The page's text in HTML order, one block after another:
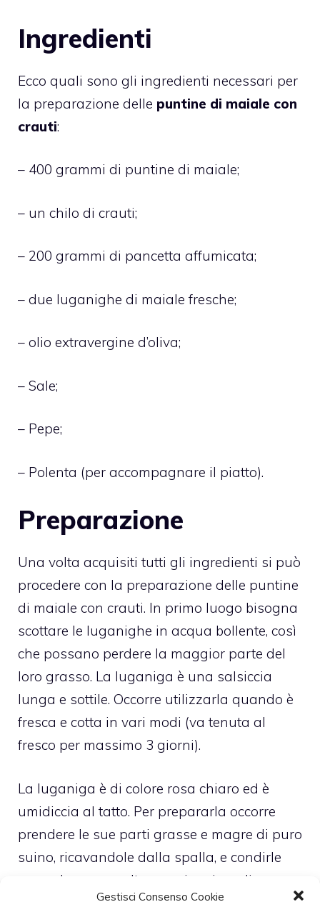
Gestisci Consenso Cookie
Ingredienti
Ecco quali sono gli ingredienti necessari per
la preparazione delle puntine di maiale con
crauti:
– 400 grammi di puntine di maiale;
– un chilo di crauti;
– 200 grammi di pancetta affumicata;
– due luganighe di maiale fresche;
– olio extravergine d’oliva;
– Sale;
– Pepe;
– Polenta (per accompagnare il piatto).
Preparazione
Una volta acquisiti tutti gli ingredienti si può
procedere con la preparazione delle puntine
di maiale con crauti. In primo luogo bisogna
scottare le luganighe in acqua bollente, così
che possano perdere la maggior parte del
loro grasso. La luganiga è una salsiccia
lunga e sottile. Occorre utilizzarla quando è
fresca e cotta in vari modi (va tenuta al
fresco per massimo 3 giorni).
La luganiga è di colore rosa chiaro ed è
umidiccia al tatto. Per prepararla occorre
prendere le sue parti grasse e magre di puro
suino, ricavandole dalla spalla, e condirle
con sale, pepe e altre spezie prima di